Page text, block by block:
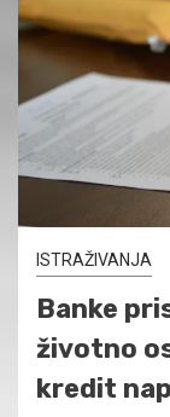
ISTRAŽIVANJA
Banke
životno
kredit